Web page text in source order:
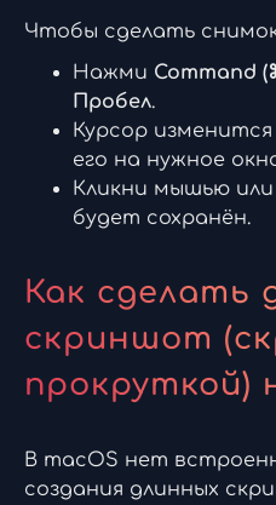
Чтобы сделать
Нажми Command
Пробел.
Курсор
его на нужное
Кликни мышью
будет сохранён.
Как сделать
скриншот
прокруткой)
В macOS нет
создания длинных